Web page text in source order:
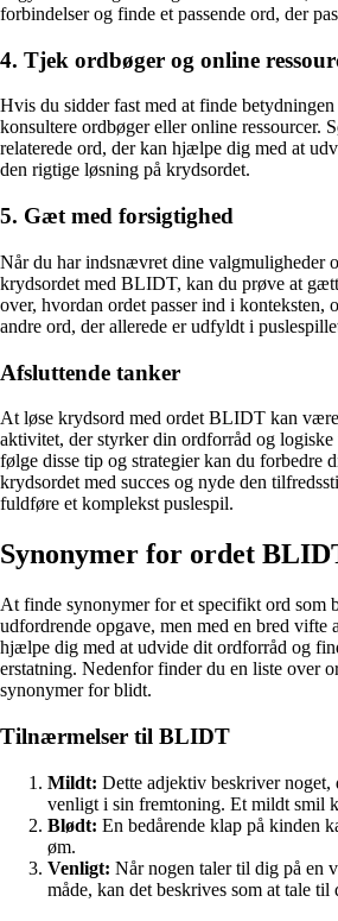
forbindelser og finde et passende ord, der
4. Tjek ordbøger og online
Hvis du sidder fast med at finde
konsultere ordbøger eller online ressourcer.
relaterede ord, der kan hjælpe dig med at
den rigtige løsning på krydsordet.
5. Gæt med forsigtighed
Når du har indsnævret dine valgmuligheder
krydsordet med BLIDT, kan du prøve at
over, hvordan ordet passer ind i
andre ord, der allerede er udfyldt i
Afsluttende tanker
At løse krydsord med ordet BLIDT kan
aktivitet, der styrker din ordforråd og
følge disse tip og strategier kan du forbedre
krydsordet med succes og nyde den
fuldføre et komplekst puslespil.
Synonymer for ordet
At finde synonymer for et specifikt ord som
udfordrende opgave, men med en bred vifte
hjælpe dig med at udvide dit ordforråd og
erstatning. Nedenfor finder du en liste over
synonymer for blidt.
Tilnærmelser til BLIDT
Mildt: Dette adjektiv beskriver noget,
venligt i sin fremtoning. Et mildt smil
Blødt: En bedårende klap på kinden
øm.
Venligt: Når nogen taler til dig på en
måde, kan det beskrives som at tale til